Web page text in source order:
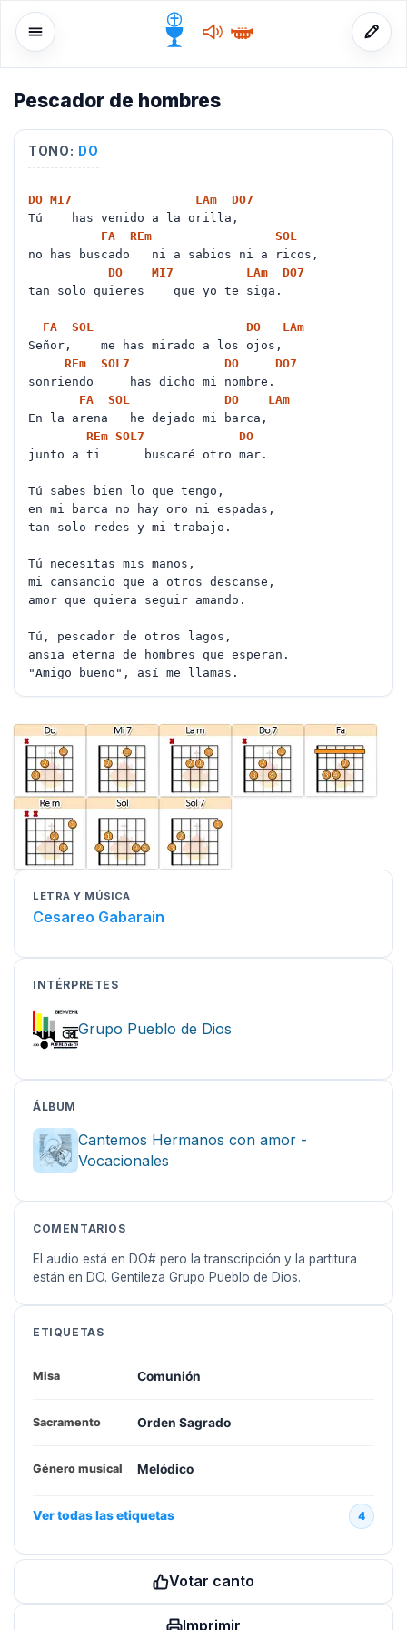
Pescador de hombres
TONO: DO
DO MI7 LAm DO7
Tú has venido a la orilla,
FA
REm
SOL
no has buscado ni a sabios ni a ricos,
DO
MI7 LAm DO7
tan solo quieres que yo te siga.
FA SOL DO LAm
Señor, me has mirado a los ojos,
REm SOL7 DO DO7
sonriendo has dicho mi nombre.
FA
SOL DO LAm
En la arena he dejado mi barca,
REm SOL7
DO
junto a ti buscaré otro mar.
Tú sabes bien lo que tengo,
en mi barca no hay oro ni espadas,
tan solo redes y mi trabajo.
Tú necesitas mis manos,
mi cansancio que a otros descanse,
amor que quiera seguir amando.
Tú, pescador de otros lagos,
ansia eterna de hombres que esperan.
"Amigo bueno", así me llamas.
LETRA Y MÚSICA
Cesareo Gabarain
INTÉRPRETES
Grupo Pueblo de Dios
ÁLBUM
Cantemos Hermanos con amor -
Vocacionales
COMENTARIOS
El audio está en DO# pero la transcripción y la partitura
están en DO. Gentileza Grupo Pueblo de Dios.
ETIQUETAS
Misa Comunión
Sacramento Orden Sagrado
Género musical Melódico
Ver todas las etiquetas 4
Votar canto
Imprimir